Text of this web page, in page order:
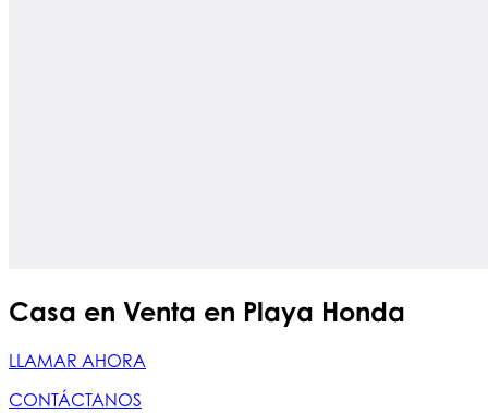
Casa en Venta en Playa Honda
LLAMAR AHORA
CONTÁCTANOS